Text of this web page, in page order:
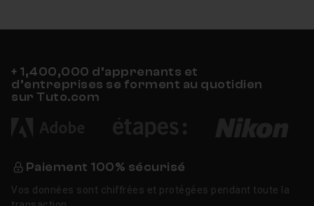
+ 1,400,000 d’apprenants et
d’entreprises se forment au quotidien
sur Tuto.com
Paiement 100% sécurisé
Vos données sont chiffrées et protégées pendant toute la